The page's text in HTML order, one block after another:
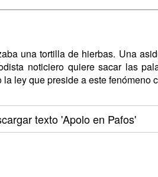
una tortilla de hierbas. Una
noticiero quiere sacar las
ley que preside a este fenómeno
texto'Apolo en Pafos'